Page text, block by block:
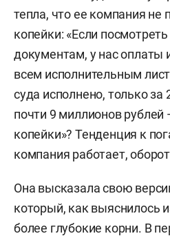
тепла, что ее компания не
копейки: «Если
документам, у нас оплаты
всем исполнительным
суда исполнено, только
почти 9 миллионов рублей
копейки»? Тенденция к
компания работает,
Она высказала свою
который, как выяснилось
более глубокие корни. В